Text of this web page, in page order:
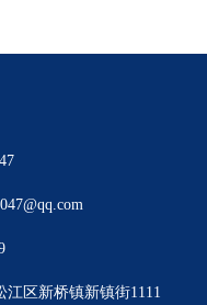
区新桥镇新镇街1111